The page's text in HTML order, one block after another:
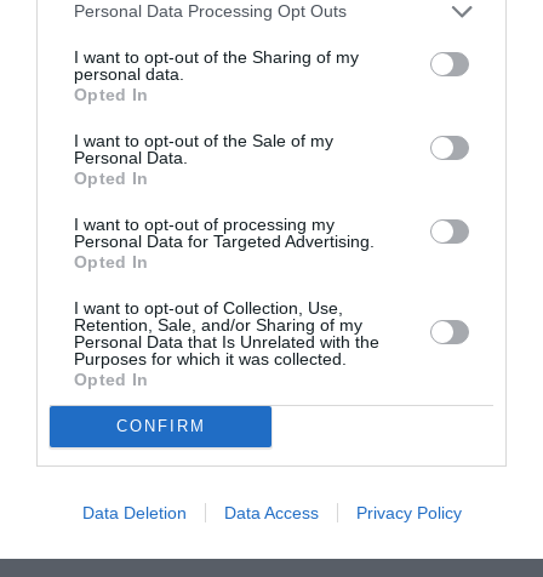
Personal Data Processing Opt Outs
I want to opt-out of the Sharing of my
personal data.
Opted In
I want to opt-out of the Sale of my
Personal Data.
Opted In
I want to opt-out of processing my
Personal Data for Targeted Advertising.
Opted In
I want to opt-out of Collection, Use,
Retention, Sale, and/or Sharing of my
Personal Data that Is Unrelated with the
Purposes for which it was collected.
Opted In
CONFIRM
Data Deletion Data Access Privacy Policy
Η Kate φαίνεται ότι συνδυάζει το νέο της χόμπι
με την αγάπη της για τη φύση, περνώντας χρόνο
σε δάση και ορεινές περιοχές, όπου βρίσκει
ηρεμία, αναζωογόνηση και έναν τρόπο να
επαναφορτίσει τις μπαταρίες της.
ADVERTISEMENT - CONTINUE READING BELOW
RELATED STORY
Η Kate Middleton μας δείχνει τον
George και τη Charlotte σε στιγμές…
εθελοντισμού